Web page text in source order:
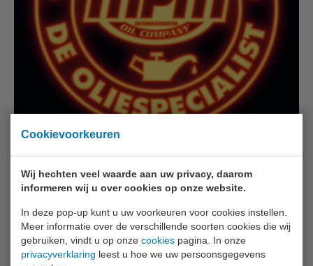
Cookievoorkeuren
Wij hechten veel waarde aan uw privacy, daarom
informeren wij u over cookies op onze website.
In deze pop-up kunt u uw voorkeuren voor cookies instellen.
Meer informatie over de verschillende soorten cookies die wij
gebruiken, vindt u op onze cookies pagina. In onze
privacyverklaring leest u hoe we uw persoonsgegevens
Voor de oliegigant uit Delft hebben we 100
certificaten rechtstreeks op 5 mm plexiglas mogen